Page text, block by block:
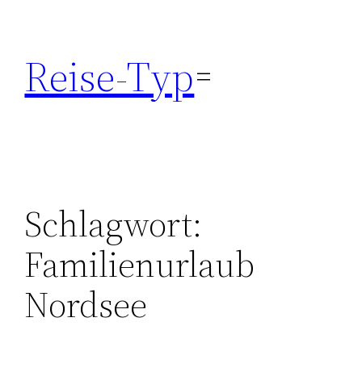
springen
Reise-Typ
Schlagwort:
Familienurlaub
Nordsee